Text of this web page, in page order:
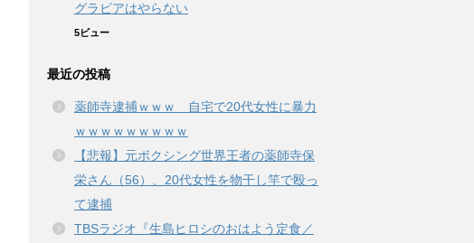
グラビアはやらない
5ビュー
最近の投稿
薬師寺逮捕ｗｗｗ 自宅で20代女性に暴力
ｗｗｗｗｗｗｗｗｗ
【悲報】元ボクシング世界王者の薬師寺保
栄さん（56）、20代女性を物干し竿で殴っ
て逮捕
TBSラジオ『生島ヒロシのおはよう定食／